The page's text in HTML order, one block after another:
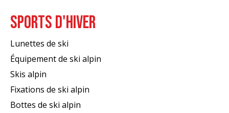
SPORTS D'HIVER
Lunettes de ski
Équipement de ski alpin
Skis alpin
Fixations de ski alpin
Bottes de ski alpin